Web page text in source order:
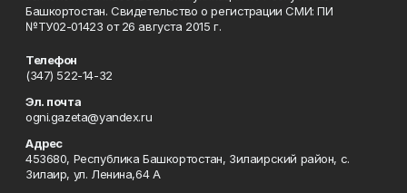
Башкортостан. Свидетельство о регистрации СМИ: ПИ
№ТУ02-01423 от 26 августа 2015 г.
Телефон
(347) 522-14-32
Эл. почта
ogni.gazeta@yandex.ru
Адрес
453680, Республика Башкортостан, Зилаирский район, с.
Зилаир, ул. Ленина,64 А